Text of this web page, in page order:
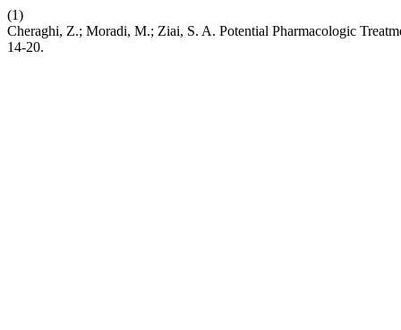
(1)
Cheraghi, Z.; Moradi, M.; Ziai, S. A. Potential Pharmacologic
14-20.